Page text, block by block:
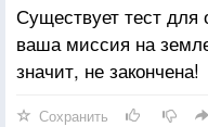
Существует тест для
ваша миссия на
значит, не закончена!
Сохранить